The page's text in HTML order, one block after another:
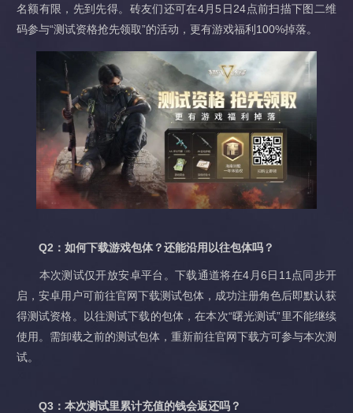
名额有限，先到先得。砖友们还可在4月5日24点前扫描下图二维
码参与“测试资格抢先领取”的活动，更有游戏福利100%掉落。
Q2：如何下载游戏包体？还能沿用以往包体吗？
本次测试仅开放安卓平台。下载通道将在4月6日11点同步开
启，安卓用户可前往官网下载测试包体，成功注册角色后即默认获
得测试资格。以往测试下载的包体，在本次“曙光测试”里不能继续
使用。需卸载之前的测试包体，重新前往官网下载方可参与本次测
试。
Q3：本次测试里累计充值的钱会返还吗？